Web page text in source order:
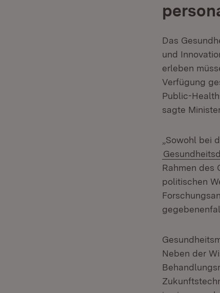
Das
und
erleben
Verfügung
Public-
sagte
„Sowohl bei
Rahmen des
politischen
Neben der